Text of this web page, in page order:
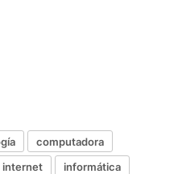
computadora
internet
informática